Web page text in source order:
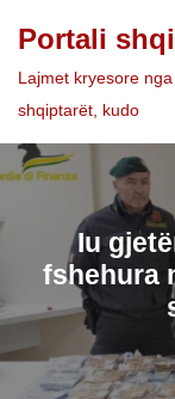
Skip
to
Portali
Lajmet kryesore
shqiptarët, kudo
Iu
fshehura